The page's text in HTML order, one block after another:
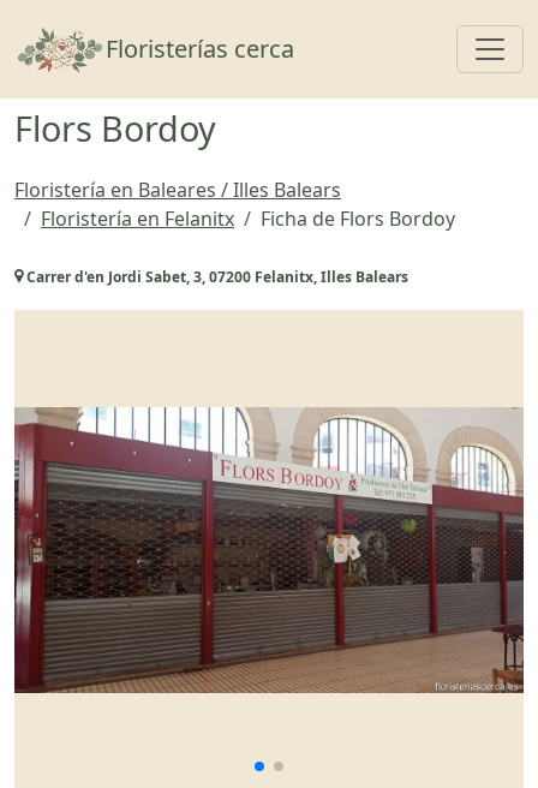
Floristerías cerca
Flors Bordoy
Floristería en Baleares / Illes Balears
Floristería en Felanitx
Ficha de Flors Bordoy
Carrer d'en Jordi Sabet, 3, 07200 Felanitx, Illes Balears